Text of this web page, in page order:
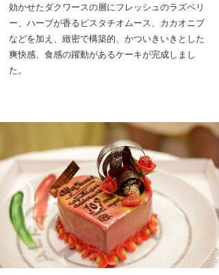
効かせたダクワースの層にフレッシュのラズベリ
ー、ハーブが香るピスタチオムース、カカオニブ
などを加え、緻密で構築的、かついきいきとした
爽快感、食感の躍動があるケーキが完成しまし
た。